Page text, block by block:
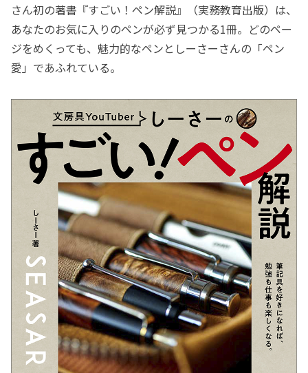
さん初の著書『すごい！ペン解説』（実務教育出版）は、
あなたのお気に入りのペンが必ず見つかる1冊。どのペー
ジをめくっても、魅力的なペンとしーさーさんの「ペン
愛」であふれている。